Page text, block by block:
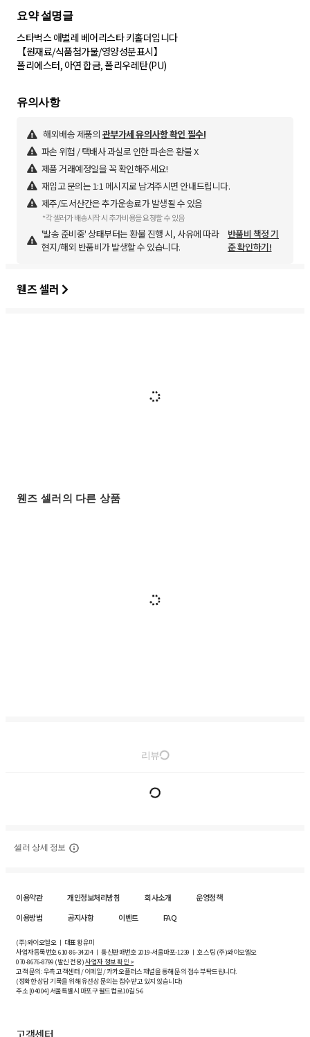
요약 설명글
스타벅스 애벌레 베어리스타 키홀더입니다
【원재료/식품첨가물/영양성분표시】
폴리에스터, 아연 합금, 폴리우레탄(PU)
유의사항
해외배송 제품의 관부가세 유의사항 확인 필수!
파손 위험 / 택배사 과실로 인한 파손은 환불 X
제품 거래예정일을 꼭 확인해주세요!
재입고 문의는 1:1 메시지로 남겨주시면 안내드립니다.
제주/도서산간은 추가운송료가 발생될 수 있음
*각 셀러가 배송시작 시 추가비용을 요청할 수 있음
'발송 준비중' 상태부터는 환불 진행 시, 사유에 따라
현지/해외 반품비가 발생할 수 있습니다.
반품비 책정 기
준 확인하기!
웬즈 셀러
웬즈 셀러의 다른 상품
리뷰
셀러 상세 정보
이용약관 개인정보처리방침 회사소개
운영정책
이용방법
공지사항 이벤트 FAQ
(주)와이오엘오 ㅣ 대표 황유미
사업자등록번호610-86-34204ㅣ 통신판매번호 2019-서울마포-1239 ㅣ 호스팅 (주)와이오엘오
070-8676-8799 (발신 전용)사업자 정보 확인 >
고객 문의: 우측 고객센터 / 이메일 / 카카오플러스 채널을 통해 문의 접수 부탁드립니다.
(정확한 상담 기록을 위해 유선상 문의는 접수받고 있지 않습니다)
주소 [04004] 서울특별시 마포구 월드컵로10길5-6
고객센터